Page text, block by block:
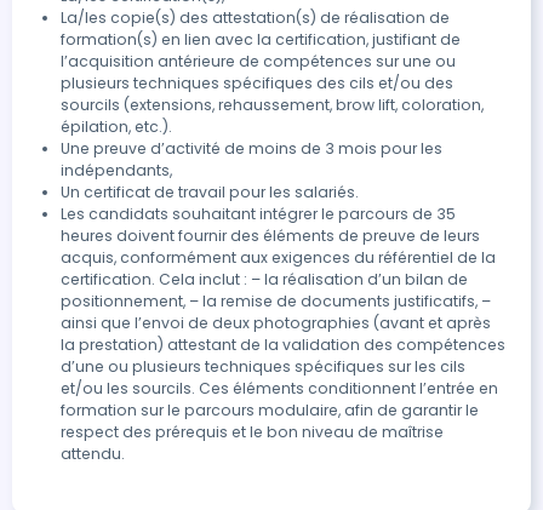
application des pads du bas et du haut, préparation et
application des lotions spécifiques, structuration du
galbe des cils - Fixation des cils pour un effet lifté et
harmonieux 4) Coloration des cils - Présentation du
protocole de coloration des cils - Réalisation de la
prestation : application des zones à sécuriser,
préparation et application de la coloration,
structuration des cils - Fixation des cils pour un effet et
un regard intense Réalisation en autonomie encadrée
par la formatrice. - Photo avant prestation - Phase
préparatoire du regard, des cils (pose et retrait des
produits cosmétiques) - Sécurisation de la zone (peau,
cils inférieurs) - Analyse de la structure naturelle des
cils - Colorimétrie - Pose de pads (adaptés au projet
défini) - Application du protocole de soins esthétiques
du rehaussement des cils classique ou Coréen (pose,
temps de pause et retrait des produits artificiels) -
Application du protocole de soins esthétiques de la
La/les copie(s) des attestation(s) de réalisation de
formation(s) en lien avec la certification, justifiant de
l’acquisition antérieure de compétences sur une ou
plusieurs techniques spécifiques des cils et/ou des
sourcils (extensions, rehaussement, brow lift, coloration,
épilation, etc.).
Une preuve d’activité de moins de 3 mois pour les
indépendants,
Un certificat de travail pour les salariés.
Les candidats souhaitant intégrer le parcours de 35
heures doivent fournir des éléments de preuve de leurs
acquis, conformément aux exigences du référentiel de la
certification. Cela inclut : – la réalisation d’un bilan de
positionnement, – la remise de documents justificatifs, –
ainsi que l’envoi de deux photographies (avant et après
la prestation) attestant de la validation des compétences
d’une ou plusieurs techniques spécifiques sur les cils
et/ou les sourcils. Ces éléments conditionnent l’entrée en
formation sur le parcours modulaire, afin de garantir le
respect des prérequis et le bon niveau de maîtrise
attendu.